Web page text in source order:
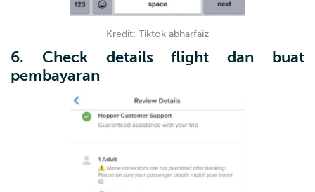
Kredit: Tiktok abharfaiz
6. Check details flight dan buat
pembayaran